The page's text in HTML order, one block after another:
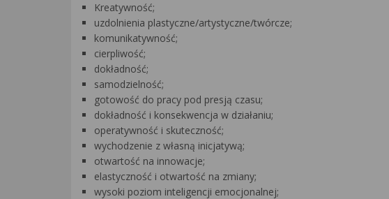
Kreatywność;
uzdolnienia plastyczne/artystyczne/twórcze;
komunikatywność;
cierpliwość;
dokładność;
samodzielność;
gotowość do pracy pod presją czasu;
dokładność i konsekwencja w działaniu;
operatywność i skuteczność;
wychodzenie z własną inicjatywą;
otwartość na innowacje;
elastyczność i otwartość na zmiany;
wysoki poziom inteligencji emocjonalnej;